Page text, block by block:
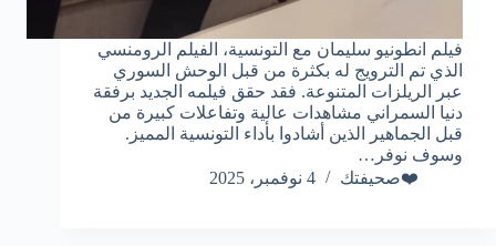
فيلم انطونيو سليمان مع التونسية، الفيلم الرومنسي
الذي تم الترويج له بكثرة من قبل الوحش السوري
عبر الريلزات المتنوعة. فقد حقق فيلمه الجديد برفقة
دنيا السمراني مشاهدات عالية وتفاعلات كبيرة من
قبل الجماهير الذين أشادوا بأداء التونسية المميز.
وسوف نوفر…
❤️صحيفتك
4 نوفمبر، 2025